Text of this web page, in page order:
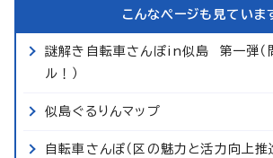
こんなページも見ていま
謎解き自転車さんぽin似島 第一弾（
ル！）
似島ぐるりんマップ
自転車さんぽ（区の魅力と活力向上推